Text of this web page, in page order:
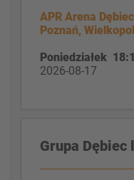
APR Arena
Poznań,
Poniedziałek
2026-08-17
Grupa